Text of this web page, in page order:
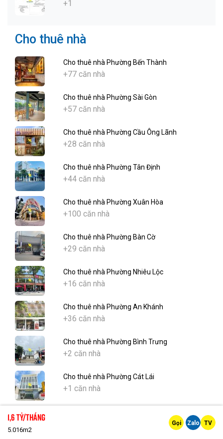
+1
Cho thuê nhà
Cho thuê nhà Phường Bến Thành
+77 căn nhà
Cho thuê nhà Phường Sài Gòn
+57 căn nhà
Cho thuê nhà Phường Cầu Ông Lãnh
+28 căn nhà
Cho thuê nhà Phường Tân Định
+44 căn nhà
Cho thuê nhà Phường Xuân Hòa
+100 căn nhà
Cho thuê nhà Phường Bàn Cờ
+29 căn nhà
Cho thuê nhà Phường Nhiêu Lộc
+16 căn nhà
Cho thuê nhà Phường An Khánh
+36 căn nhà
Cho thuê nhà Phường Bình Trưng
+2 căn nhà
Cho thuê nhà Phường Cát Lái
+1 căn nhà
1,6 Tỷ/tháng
5.016m2
Gọi Zalo TV